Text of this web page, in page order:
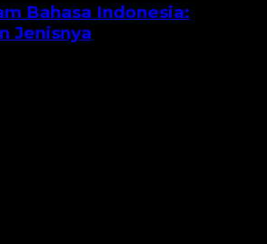
Bahasa Indonesia:
Jenisnya